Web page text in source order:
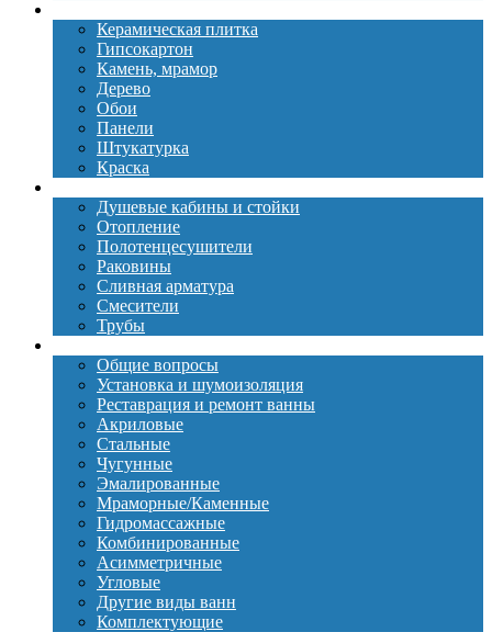
Керамическая плитка
Гипсокартон
Камень, мрамор
Дерево
Обои
Панели
Штукатурка
Краска
Душевые кабины и стойки
Отопление
Полотенцесушители
Раковины
Сливная арматура
Смесители
Трубы
Общие вопросы
Установка и шумоизоляция
Реставрация и ремонт ванны
Акриловые
Стальные
Чугунные
Эмалированные
Мраморные/Каменные
Гидромассажные
Комбинированные
Асимметричные
Угловые
Другие виды ванн
Комплектующие